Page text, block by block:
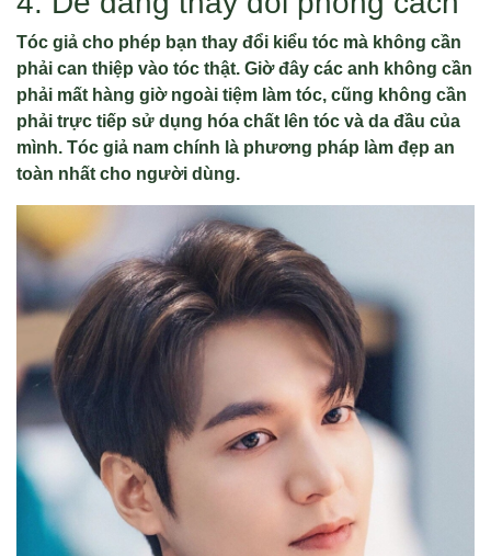
Tóc giả cho phép bạn thay đổi kiểu tóc mà không cần
phải can thiệp vào tóc thật. Giờ đây các anh không cần
phải mất hàng giờ ngoài tiệm làm tóc, cũng không cần
phải trực tiếp sử dụng hóa chất lên tóc và da đầu của
mình. Tóc giả nam chính là phương pháp làm đẹp an
toàn nhất cho người dùng.